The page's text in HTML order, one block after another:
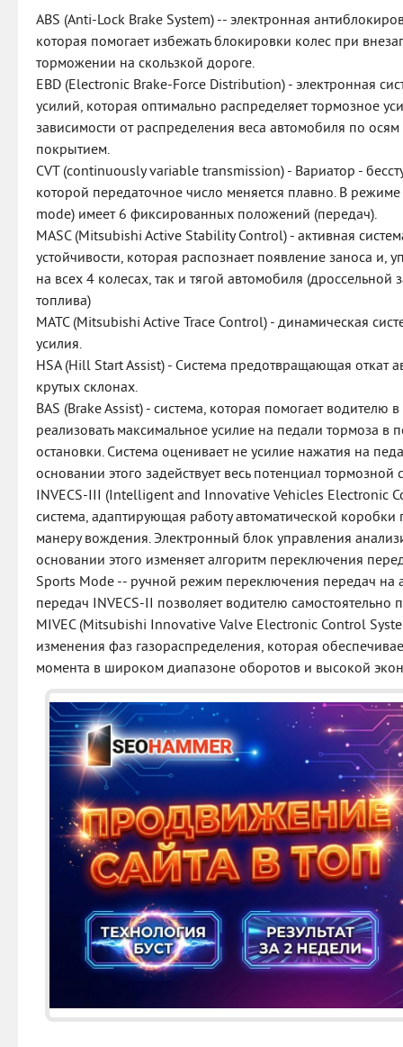
ABS (Anti-Lock Brake System) -- электронная
которая помогает избежать блокировки колес при
торможении на скользкой дороге.
EBD (Electronic Brake-Force Distribution) - электронная
усилий, которая оптимально распределяет тормозное
зависимости от распределения веса автомобиля по
покрытием.
CVT (continuously variable transmission) - Вариатор -
которой передаточное число меняется плавно. В
mode) имеет 6 фиксированных положений (передач).
MASC (Mitsubishi Active Stability Control) - активная
устойчивости, которая распознает появление заноса и,
на всех 4 колесах, так и тягой автомобиля
топлива)
MATC (Mitsubishi Active Trace Control) - динамическая
усилия.
НSA (Hill Start Assist) - Система предотвращающая откат
крутых склонах.
BAS (Brake Assist) - система, которая помогает водителю
реализовать максимальное усилие на педали тормоза в
остановки. Система оценивает не усилие нажатия на
основании этого задействует весь потенциал тормозной
INVECS-III (Intelligent and Innovative Vehicles Electronic
система, адаптирующая работу автоматической
манеру вождения. Электронный блок управления
основании этого изменяет алгоритм переключения
Sports Mode -- ручной режим переключения передач на
передач INVECS-II позволяет водителю самостоятельно
MIVEC (Mitsubishi Innovative Valve Electronic Control
изменения фаз газораспределения, которая
момента в широком диапазоне оборотов и высокой